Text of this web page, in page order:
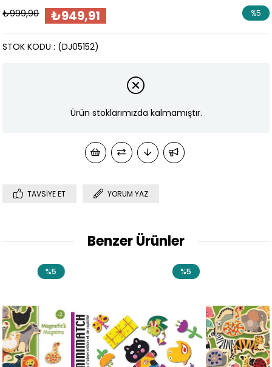
₺999,90 ₺949,91 %5
(DJ05152)
STOK KODU
Ürün stoklarımızda kalmamıştır.
TAVSIYE ET YORUM YAZ
Benzer Ürünler